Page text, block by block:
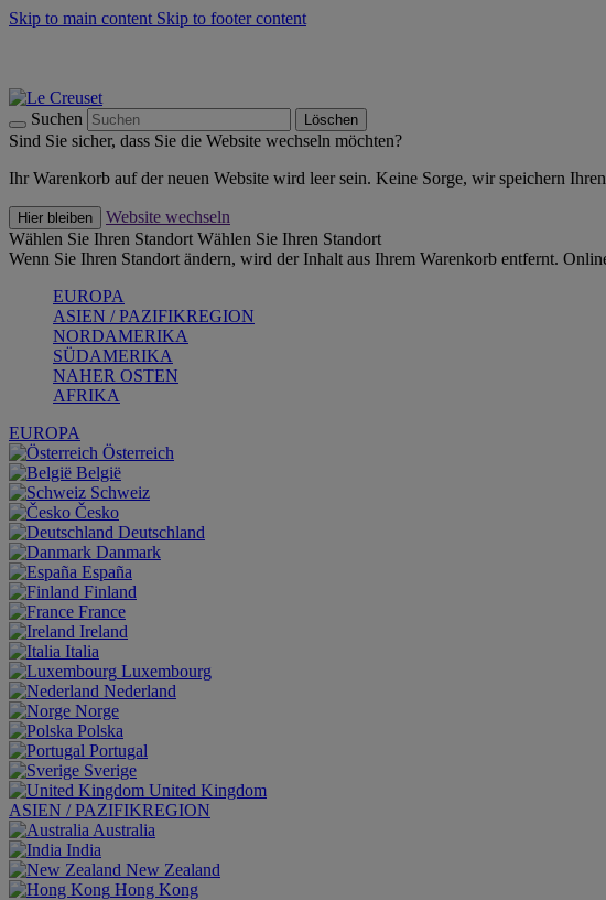
Skip to main content Skip to footer content
Suchen Löschen
Sind Sie sicher, dass Sie die Website wechseln möchten?
Ihr Warenkorb auf der neuen Website wird leer sein. Keine Sorge, wir speichern
Hier bleiben
Website wechseln
Wählen Sie Ihren Standort Wählen Sie Ihren Standort
Wenn Sie Ihren Standort ändern, wird der Inhalt aus Ihrem Warenkorb entfernt.
EUROPA
ASIEN / PAZIFIKREGION
NORDAMERIKA
SÜDAMERIKA
NAHER OSTEN
AFRIKA
EUROPA
Österreich
België
Schweiz
Česko
Deutschland
Danmark
España
Finland
France
Ireland
Italia
Luxembourg
Nederland
Norge
Polska
Portugal
Sverige
United Kingdom
ASIEN / PAZIFIKREGION
Australia
India
New Zealand
Hong Kong